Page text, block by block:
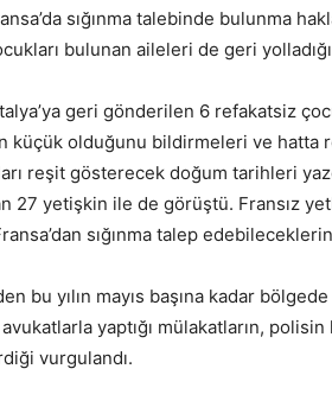
sığınma talebinde bulunma
bulunan aileleri de geri
geri gönderilen 6 refakatsiz
küçük olduğunu bildirmeleri ve hatta
reşit gösterecek doğum tarihleri
27 yetişkin ile de görüştü. Fransız
sığınma talep
bu yılın mayıs başına kadar
yaptığı mülakatların,
vurgulandı.